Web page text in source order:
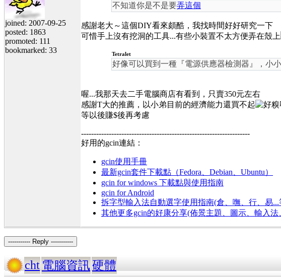
joined: 2007-09-25
posted: 1863
promoted: 111
bookmarked: 33
不知道你是不是要弄這個
感謝老大～這個DIY看來頗酷，我找時間好好研究一下
可惜手上沒有挖洞的工具...有些小裝置不太方便弄在殼上
Tetralet
好像可以買到一種『電源供應器檢測器』，小
喔...我那天去二手電腦商店有看到，只賣350元左右
感謝T大的推薦，以小弟目前的經濟能力還買不起
等以後賺$後再考慮
-------------------------------------------------------------------
好用的gcin連結：
gcin使用手冊
最新gcin套件下載點（Fedora、Debian、Ubuntu）
gcin for windows 下載點與使用指南
gcin for Android
拆字型輸入法自動選字使用指南(倉、嘸、行、易...
其他更多gcin的好康分享(佈景主題、圖示、輸入
----------- Reply -----------
cht 電腦資訊硬體